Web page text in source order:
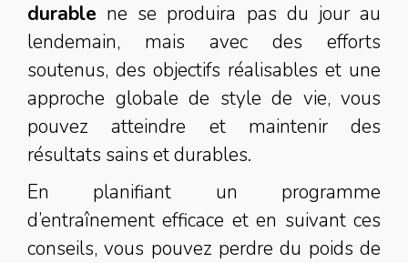
durable ne se produira pas du jour au
lendemain, mais avec des efforts
soutenus, des objectifs réalisables et une
approche globale de style de vie, vous
pouvez atteindre et maintenir des
résultats sains et durables.
En planifiant un programme
d’entraînement efficace et en suivant ces
conseils, vous pouvez perdre du poids de